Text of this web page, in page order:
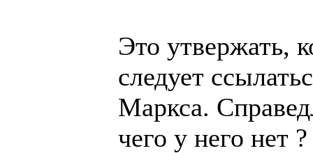
Это утвержать,
следует
Маркса.
чего у него нет ?